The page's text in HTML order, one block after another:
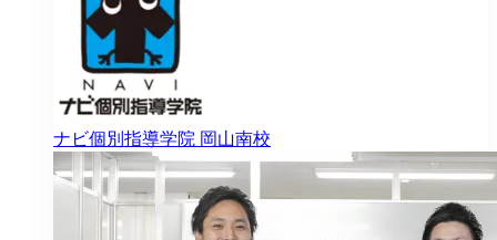
ナビ個別指導学院 岡山南校